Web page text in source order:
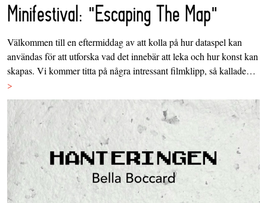
Minifestival: "Escaping The Map"
Välkommen till en eftermiddag av att kolla på hur dataspel kan
användas för att utforska vad det innebär att leka och hur konst kan
skapas. Vi kommer titta på några intressant filmklipp, så kallade…
>